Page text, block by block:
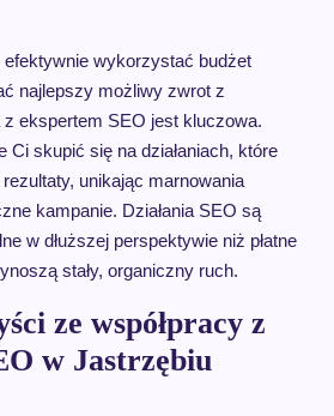
wykorzystać budżet
najlepszy możliwy zwrot z
z ekspertem SEO jest kluczowa.
Ci skupić się na działaniach, które
unikając marnowania
kampanie. Działania SEO są
w dłuższej perspektywie niż płatne
stały, organiczny ruch.
ze współpracy z
w Jastrzębiu